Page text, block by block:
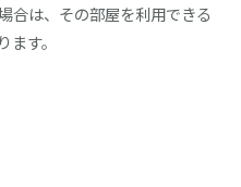
合は、その部屋を利用できる
す。